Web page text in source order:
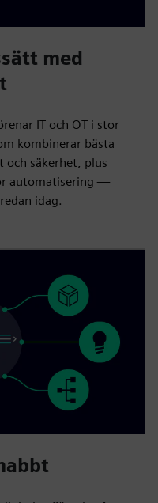
med
IT och OT i stor
kombinerar bästa
säkerhet, plus
automatisering —
idag.